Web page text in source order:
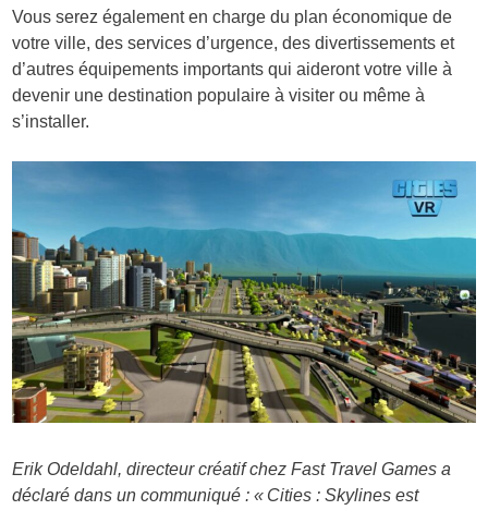
Vous serez également en charge du plan économique de
votre ville, des services d’urgence, des divertissements et
d’autres équipements importants qui aideront votre ville à
devenir une destination populaire à visiter ou même à
s’installer.
Erik Odeldahl, directeur créatif chez Fast Travel Games a
déclaré dans un communiqué : « Cities : Skylines est